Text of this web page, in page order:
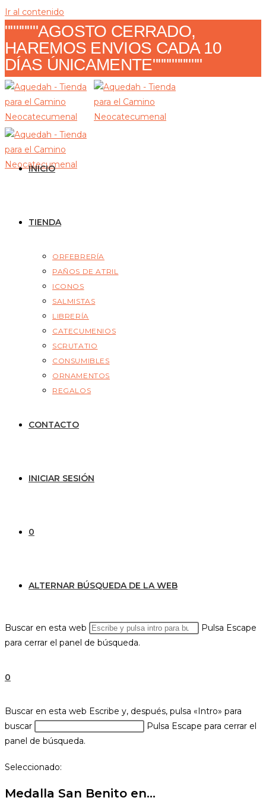
Ir al contenido
""""""AGOSTO CERRADO,
HAREMOS ENVIOS CADA 10
DÍAS ÚNICAMENTE"""""""""
INICIO
TIENDA
ORFEBRERÍA
PAÑOS DE ATRIL
ICONOS
SALMISTAS
LIBRERÍA
CATECUMENIOS
SCRUTATIO
CONSUMIBLES
ORNAMENTOS
REGALOS
CONTACTO
INICIAR SESIÓN
0
ALTERNAR BÚSQUEDA DE LA WEB
Buscar en esta web
Pulsa Escape
para cerrar el panel de búsqueda.
0
Buscar en esta web Escribe y, después, pulsa «Intro» para
buscar
Pulsa Escape para cerrar el
panel de búsqueda.
Seleccionado:
Medalla San Benito en…